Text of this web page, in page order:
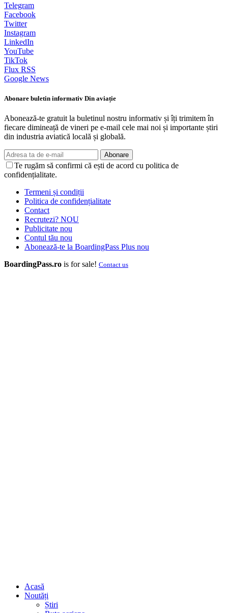
Telegram
Facebook
Twitter
Instagram
LinkedIn
YouTube
TikTok
Flux RSS
Google News
Abonare buletin informativ Din aviație
Abonează-te gratuit la buletinul nostru informativ și îți trimitem în
fiecare dimineață de vineri pe e-mail cele mai noi și importante știri
din industria aviatică locală și globală.
Abonare
Te rugăm să confirmi că ești de acord cu politica de
confidențialitate.
Termeni și condiții
Politica de confidențialitate
Contact
Recrutezi? NOU
Publicitate nou
Contul tău nou
Abonează-te la BoardingPass Plus nou
BoardingPass.ro is for sale! Contact us
Acasă
Noutăți
Știri